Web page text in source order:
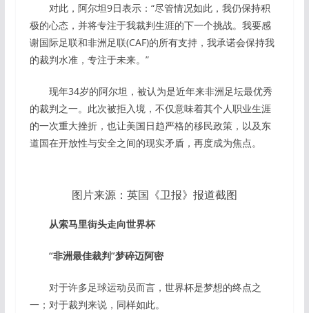
对此，阿尔坦9日表示：“尽管情况如此，我仍保持积
极的心态，并将专注于我裁判生涯的下一个挑战。我要感
谢国际足联和非洲足联(CAF)的所有支持，我承诺会保持我
的裁判水准，专注于未来。”
现年34岁的阿尔坦，被认为是近年来非洲足坛最优秀
的裁判之一。此次被拒入境，不仅意味着其个人职业生涯
的一次重大挫折，也让美国日趋严格的移民政策，以及东
道国在开放性与安全之间的现实矛盾，再度成为焦点。
图片来源：英国《卫报》报道截图
从索马里街头走向世界杯
“非洲最佳裁判”梦碎迈阿密
对于许多足球运动员而言，世界杯是梦想的终点之
一；对于裁判来说，同样如此。